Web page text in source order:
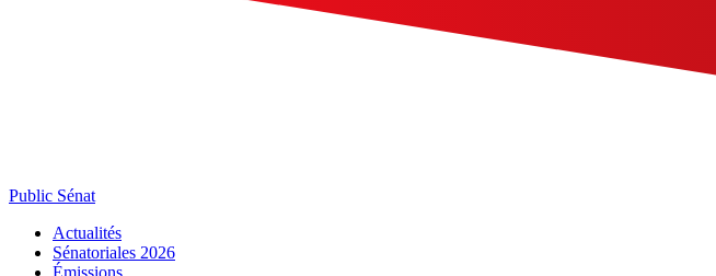
Public Sénat
Actualités
Sénatoriales 2026
Émissions